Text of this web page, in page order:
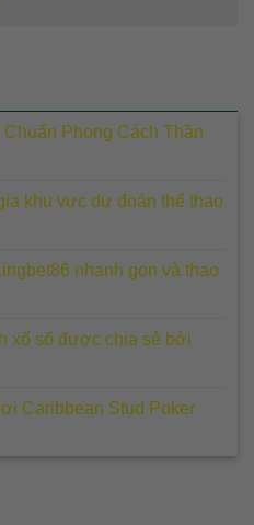
Phong Cách Thần
khu vực dự đoán thể thao
nhanh gọn và thao
xổ số được chia sẻ bởi
Caribbean Stud Poker